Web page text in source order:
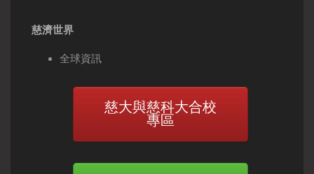
慈濟世界
全球資訊
慈大與慈科大合校
專區